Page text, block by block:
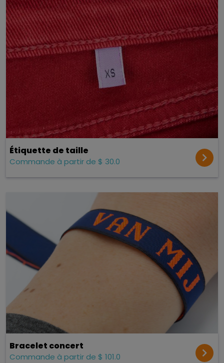
Étiquette de taille
Commande à partir de $ 30.0
Bracelet concert
Commande à partir de $ 101.0